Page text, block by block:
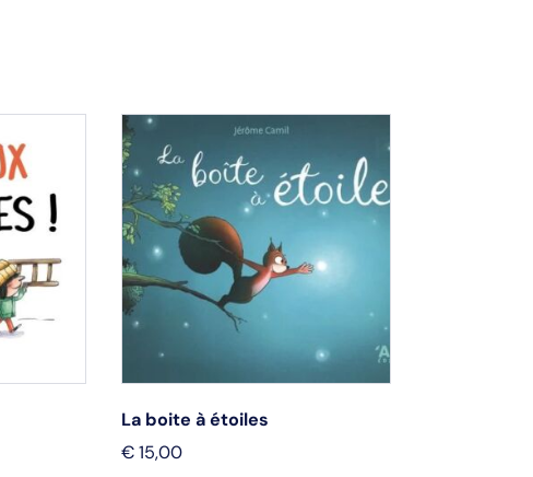
La boite à étoiles
€ 15,00